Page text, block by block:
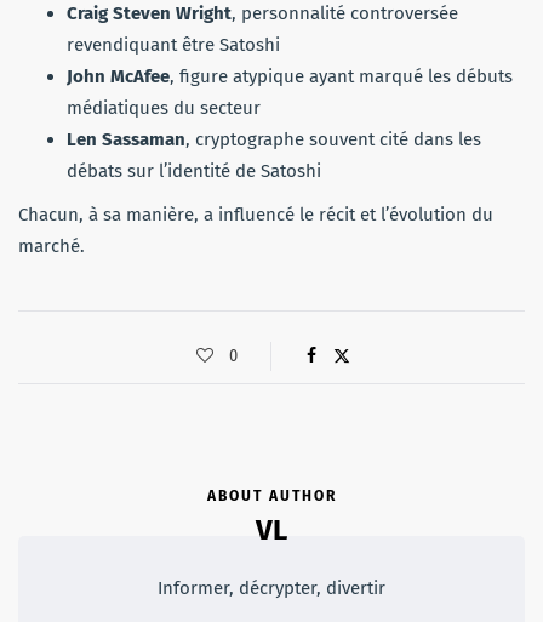
Craig Steven Wright, personnalité controversée
revendiquant être Satoshi
John McAfee, figure atypique ayant marqué les débuts
médiatiques du secteur
Len Sassaman, cryptographe souvent cité dans les
débats sur l’identité de Satoshi
Chacun, à sa manière, a influencé le récit et l’évolution du
marché.
0
ABOUT AUTHOR
VL
Informer, décrypter, divertir